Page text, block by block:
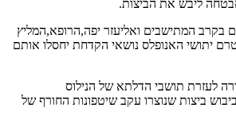
ליבש את הביצות.
בקרב המתישבים ואליעזר יפה,הרופא,המליץ
יתושי האנופלס נושאי הקדחת יחסלו אותם
לעזרת תושבי הדלתא של הנילוס
ביצות שנוצרו עקב שיטפונות החורף של